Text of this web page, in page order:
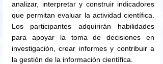
analizar, interpretar y construir indicadores
que permitan evaluar la actividad científica.
Los participantes adquirirán habilidades
para apoyar la toma de decisiones en
investigación, crear informes y contribuir a
la gestión de la información científica.